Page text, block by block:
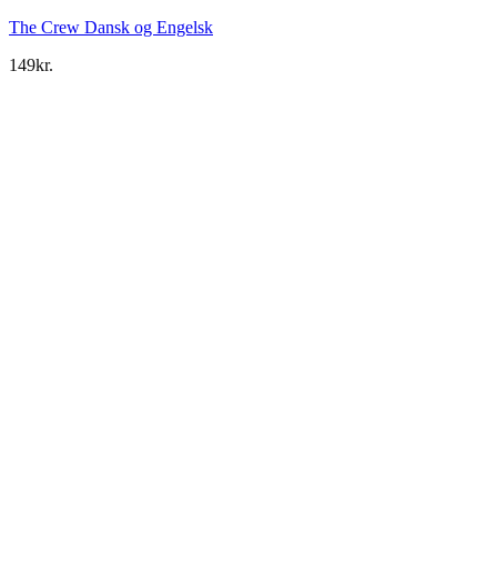
The Crew Dansk og Engelsk
149kr.